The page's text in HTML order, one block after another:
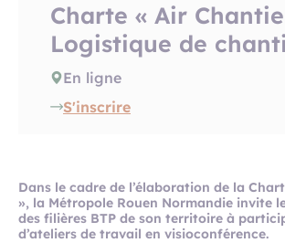
Charte « Air
Logistique de
En ligne
S'inscrire
Dans le cadre de l’élaboration de la
», la Métropole Rouen Normandie invite
des filières BTP de son territoire à
d’ateliers de travail en visioconférence.